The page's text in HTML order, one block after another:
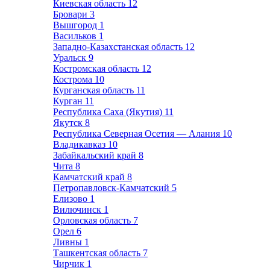
Киевская область 12
Бровари 3
Вышгород 1
Васильков 1
Западно-Казахстанская область 12
Уральск 9
Костромская область 12
Кострома 10
Курганская область 11
Курган 11
Республика Саха (Якутия) 11
Якутск 8
Республика Северная Осетия — Алания 10
Владикавказ 10
Забайкальский край 8
Чита 8
Камчатский край 8
Петропавловск-Камчатский 5
Елизово 1
Вилючинск 1
Орловская область 7
Орел 6
Ливны 1
Ташкентская область 7
Чирчик 1